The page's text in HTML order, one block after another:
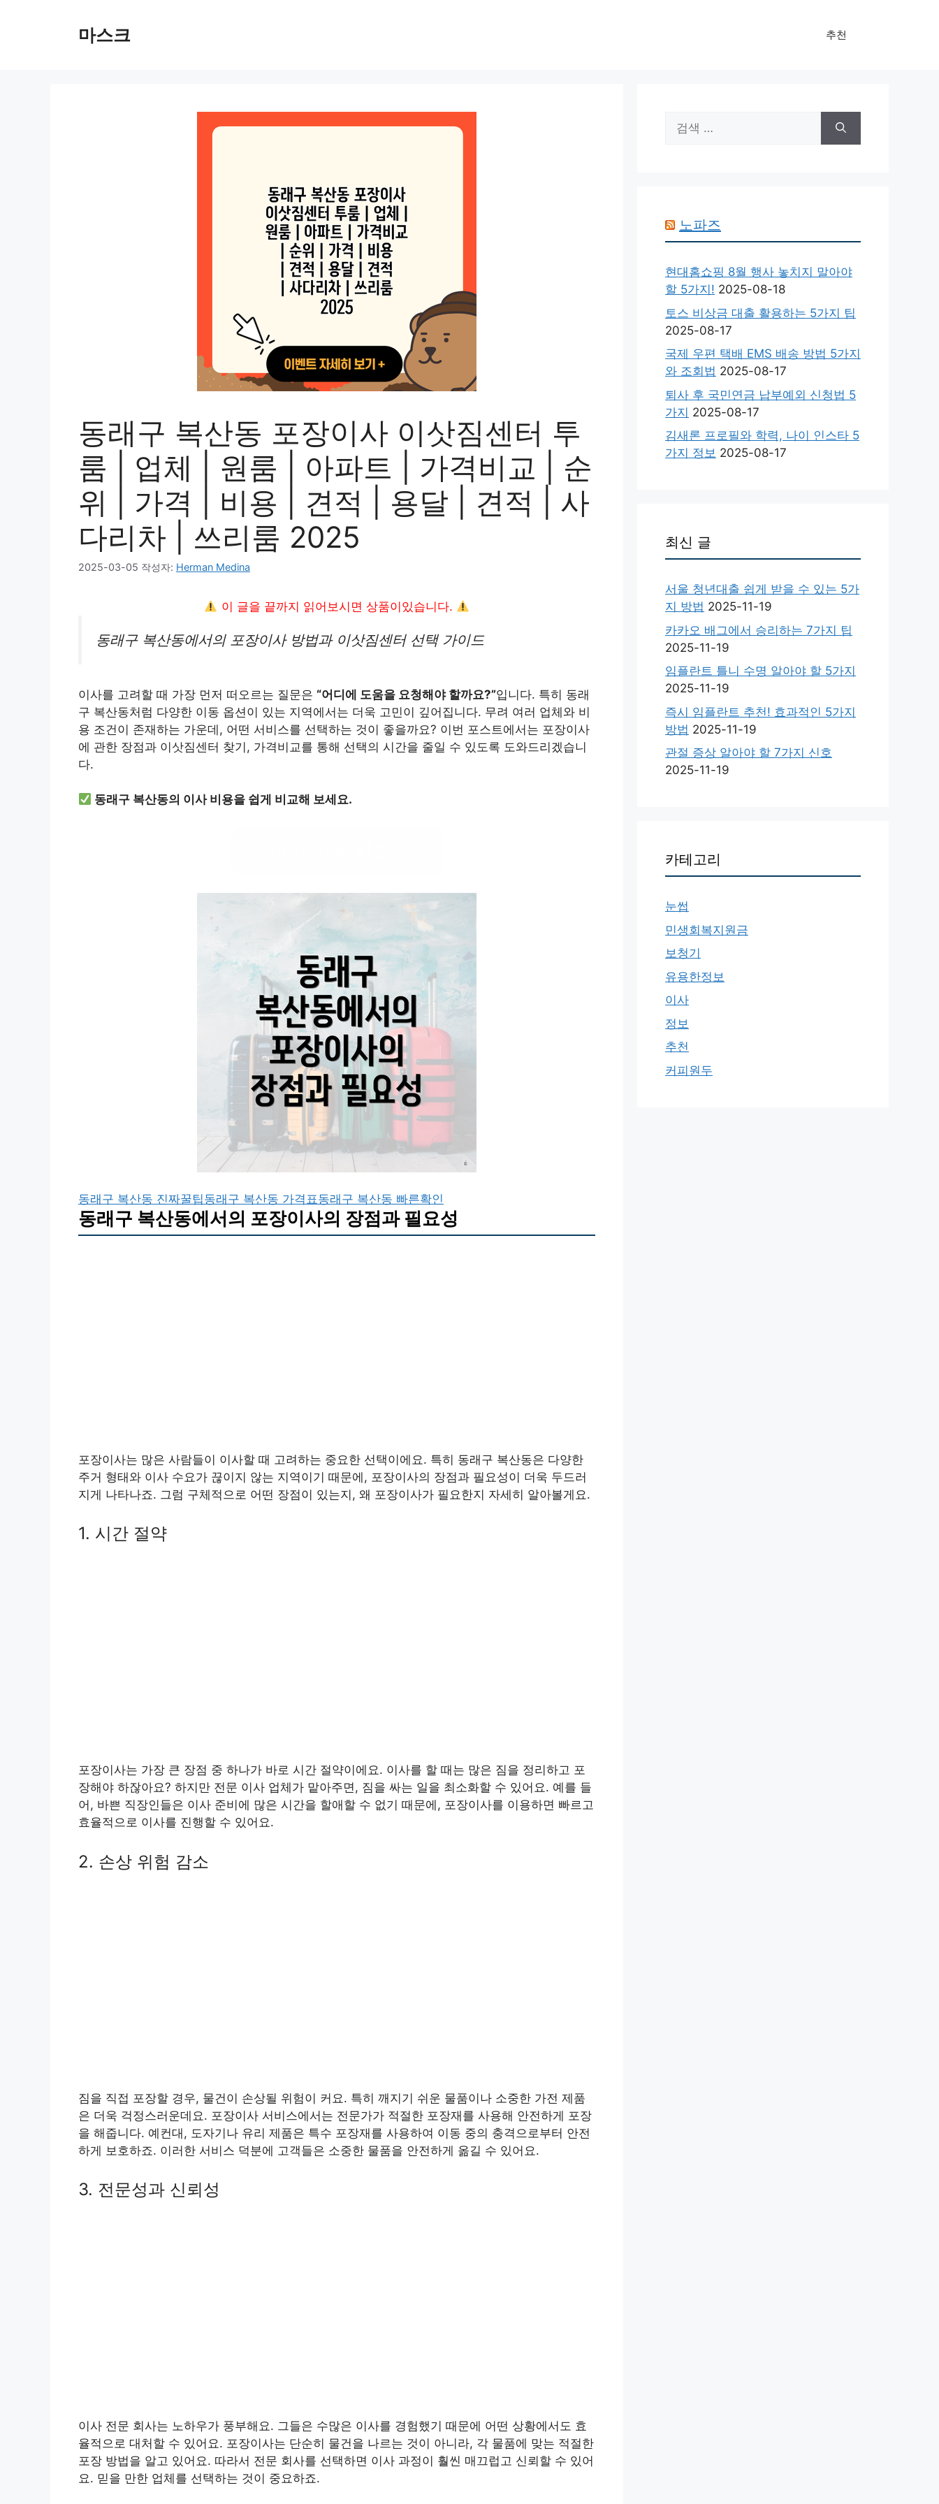
마스크 추천
동래구 복산동 포장이사 이삿짐센터 투
룸 | 업체 | 원룸 | 아파트 | 가격비교 | 순
위 | 가격 | 비용 | 견적 | 용달 | 견적 | 사
다리차 | 쓰리룸 2025
2025-03-05 작성자: Herman Medina
이 글을 끝까지 읽어보시면 상품이있습니다.
동래구 복산동에서의 포장이사 방법과 이삿짐센터 선택 가이드
이사를 고려할 때 가장 먼저 떠오르는 질문은 “어디에 도움을 요청해야 할까요?”입니다. 특히 동래
구 복산동처럼 다양한 이동 옵션이 있는 지역에서는 더욱 고민이 깊어집니다. 무려 여러 업체와 비
용 조건이 존재하는 가운데, 어떤 서비스를 선택하는 것이 좋을까요? 이번 포스트에서는 포장이사
에 관한 장점과 이삿짐센터 찾기, 가격비교를 통해 선택의 시간을 줄일 수 있도록 도와드리겠습니
다.
동래구 복산동의 이사 비용을 쉽게 비교해 보세요.
동래구 복산동 진짜꿀팁동래구 복산동 가격표동래구 복산동 빠른확인
동래구 복산동에서의 포장이사의 장점과 필요성
포장이사는 많은 사람들이 이사할 때 고려하는 중요한 선택이에요. 특히 동래구 복산동은 다양한
주거 형태와 이사 수요가 끊이지 않는 지역이기 때문에, 포장이사의 장점과 필요성이 더욱 두드러
지게 나타나죠. 그럼 구체적으로 어떤 장점이 있는지, 왜 포장이사가 필요한지 자세히 알아볼게요.
1. 시간 절약
포장이사는 가장 큰 장점 중 하나가 바로 시간 절약이에요. 이사를 할 때는 많은 짐을 정리하고 포
장해야 하잖아요? 하지만 전문 이사 업체가 맡아주면, 짐을 싸는 일을 최소화할 수 있어요. 예를 들
어, 바쁜 직장인들은 이사 준비에 많은 시간을 할애할 수 없기 때문에, 포장이사를 이용하면 빠르고
효율적으로 이사를 진행할 수 있어요.
2. 손상 위험 감소
짐을 직접 포장할 경우, 물건이 손상될 위험이 커요. 특히 깨지기 쉬운 물품이나 소중한 가전 제품
은 더욱 걱정스러운데요. 포장이사 서비스에서는 전문가가 적절한 포장재를 사용해 안전하게 포장
을 해줍니다. 예컨대, 도자기나 유리 제품은 특수 포장재를 사용하여 이동 중의 충격으로부터 안전
하게 보호하죠. 이러한 서비스 덕분에 고객들은 소중한 물품을 안전하게 옮길 수 있어요.
3. 전문성과 신뢰성
이사 전문 회사는 노하우가 풍부해요. 그들은 수많은 이사를 경험했기 때문에 어떤 상황에서도 효
율적으로 대처할 수 있어요. 포장이사는 단순히 물건을 나르는 것이 아니라, 각 물품에 맞는 적절한
포장 방법을 알고 있어요. 따라서 전문 회사를 선택하면 이사 과정이 훨씬 매끄럽고 신뢰할 수 있어
요. 믿을 만한 업체를 선택하는 것이 중요하죠.
색:
노파즈
현대홈쇼핑 8월 행사 놓치지 말아야
할 5가지! 2025-08-18
토스 비상금 대출 활용하는 5가지 팁
2025-08-17
국제 우편 택배 EMS 배송 방법 5가지
와 조회법 2025-08-17
퇴사 후 국민연금 납부예외 신청법 5
가지 2025-08-17
김새론 프로필와 학력, 나이 인스타 5
가지 정보 2025-08-17
최신 글
서울 청년대출 쉽게 받을 수 있는 5가
지 방법 2025-11-19
카카오 배그에서 승리하는 7가지 팁
2025-11-19
임플란트 틀니 수명 알아야 할 5가지
2025-11-19
즉시 임플란트 추천! 효과적인 5가지
방법 2025-11-19
관절 증상 알아야 할 7가지 신호
2025-11-19
카테고리
눈썹
민생회복지원금
보청기
유용한정보
이사
정보
추천
커피원두